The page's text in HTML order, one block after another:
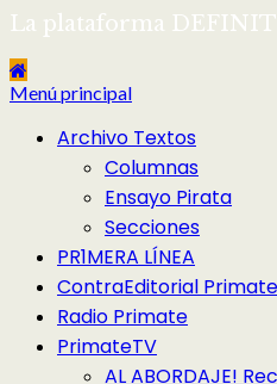
La plataforma
Menú principal
Archivo Textos
Columnas
Ensayo Pirata
Secciones
PR1MERA LÍNEA
ContraEditorial Primate
Radio Primate
PrimateTV
AL ABORDAJE!